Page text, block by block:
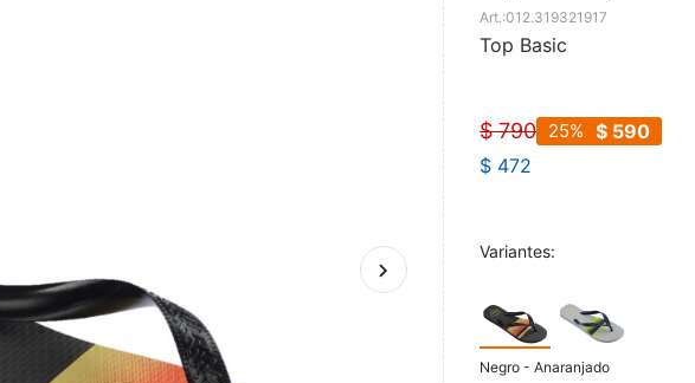
012.319321917
Top Basic
$ 790 $ 590
25
$ 472
Variantes:
Negro - Anaranjado